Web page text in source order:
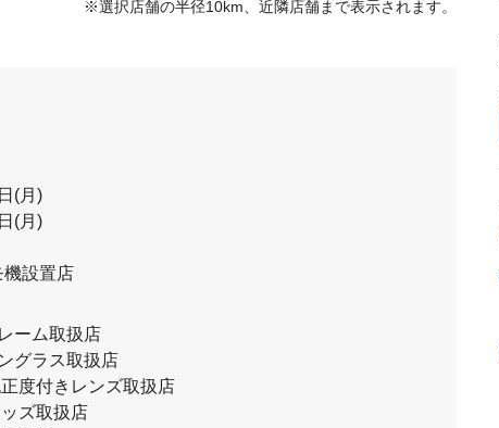
※選択店舗の半径10km、近隣店舗まで表示されます。
(月)
(月)
機設置店
ーム取扱店
グラス取扱店
度付きレンズ取扱店
ズ取扱店